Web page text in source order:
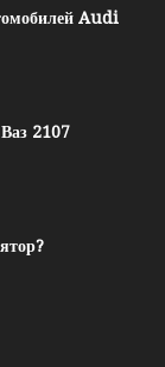
Audi
2107